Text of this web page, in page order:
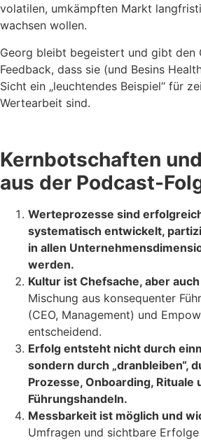
volatilen, umkämpften Markt
wachsen wollen.
Georg bleibt begeistert und gibt den
Feedback, dass sie (und Besins
Sicht ein „leuchtendes Beispiel“ für
Wertearbeit sind.
Kernbotschaften
aus der Podcast-
Werteprozesse sind
systematisch entwickelt,
in allen
werden.
Kultur ist Chefsache, aber
Mischung aus konsequenter
(CEO, Management) und
entscheidend.
Erfolg entsteht nicht durch
sondern durch „dranbleiben“,
Prozesse, Onboarding, Rituale
Führungshandeln.
Messbarkeit ist möglich und
Umfragen und sichtbare